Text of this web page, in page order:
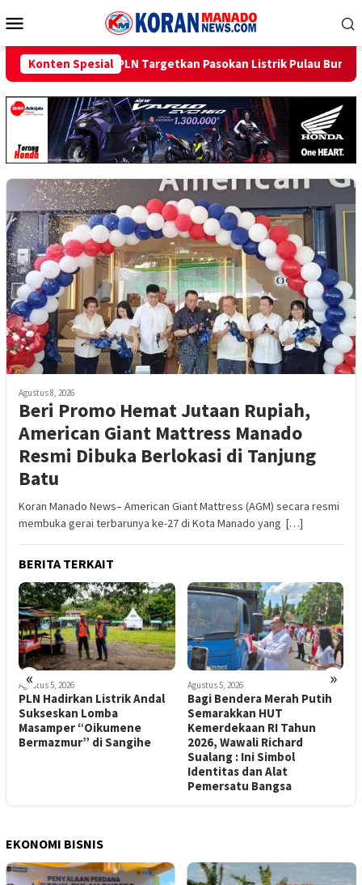
ke
Mobile
Konten Spesial
Pasokan Listrik Pulau Bunaken Pulih Normal Minggu
Agustus 8, 2026
Beri Promo Hemat Jutaan Rupiah,
American Giant Mattress Manado
Resmi Dibuka Berlokasi di Tanjung
Batu
Koran Manado News– American Giant Mattress (AGM) secara resmi
membuka gerai terbarunya ke-27 di Kota Manado yang […]
BERITA TERKAIT
« »
Agustus 5, 2026
PLN Hadirkan Listrik Andal
Sukseskan Lomba
Masamper “Oikumene
Bermazmur” di Sangihe
Agustus 5, 2026
Bagi Bendera Merah Putih
Semarakkan HUT
Kemerdekaan RI Tahun
2026, Wawali Richard
Sualang : Ini Simbol
Identitas dan Alat
Pemersatu Bangsa
EKONOMI BISNIS